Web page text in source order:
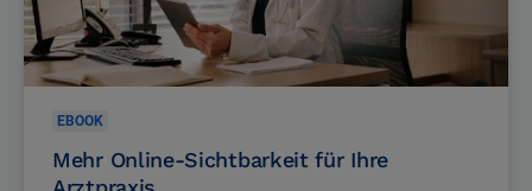
EBOOK